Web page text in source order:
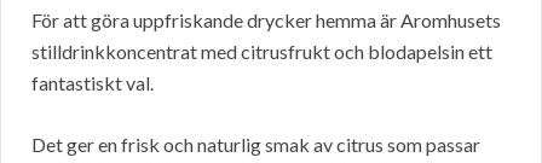
För att göra uppfriskande drycker hemma är Aromhusets
stilldrinkkoncentrat med citrusfrukt och blodapelsin ett
fantastiskt val.
Det ger en frisk och naturlig smak av citrus som passar